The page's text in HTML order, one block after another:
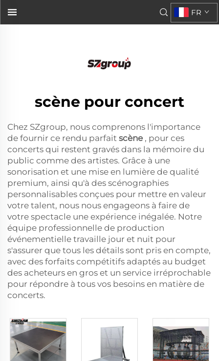
parfaite pour ces concerts...">
FR
scène pour concert
Chez SZgroup, nous comprenons l'importance
de fournir ce rendu parfait scène , pour ces
concerts qui restent gravés dans la mémoire du
public comme des artistes. Grâce à une
sonorisation et une mise en lumière de qualité
premium, ainsi qu'à des scénographies
personnalisables conçues pour mettre en valeur
votre talent, nous nous engageons à faire de
votre spectacle une expérience inégalée. Notre
équipe professionnelle de production
événementielle travaille jour et nuit pour
s'assurer que tous les détails sont pris en compte,
avec des forfaits compétitifs adaptés au budget
des acheteurs en gros et un service irréprochable
pour répondre à tous vos besoins en matière de
concerts.